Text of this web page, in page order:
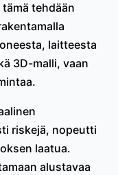
tehdään
laitteesta
3D-malli, vaan
riskejä, nopeutti
laatua.
alustavaa